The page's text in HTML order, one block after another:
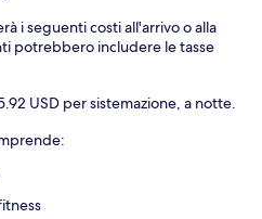
i seguenti costi all'arrivo o alla
potrebbero includere le tasse
USD per sistemazione, a notte.